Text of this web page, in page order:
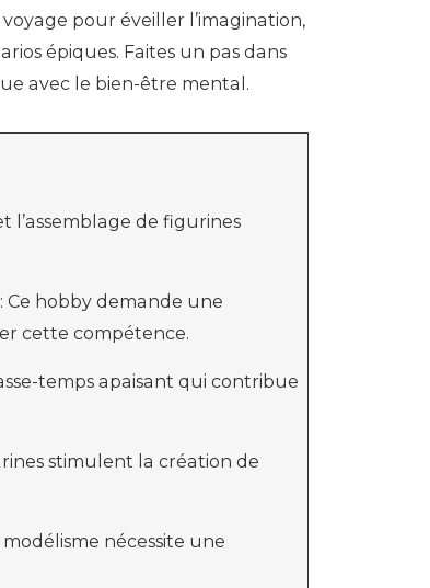
pour éveiller l’imagination,
épiques. Faites un pas dans
avec le bien-être mental.
l’assemblage de figurines
: Ce hobby demande une
cette compétence.
temps apaisant qui contribue
stimulent la création de
nécessite une